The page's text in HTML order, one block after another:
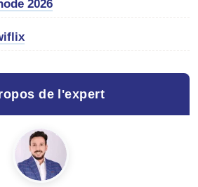
2026
de l'expert